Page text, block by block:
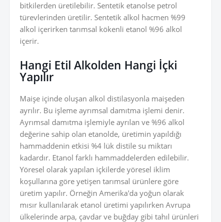
bitkilerden üretilebilir. Sentetik etanolse petrol
türevlerinden üretilir. Sentetik alkol hacmen %99
alkol içerirken tarımsal kökenli etanol %96 alkol
içerir.
Hangi Etil Alkolden Hangi İçki
Yapılır
Maişe içinde oluşan alkol distilasyonla maişeden
ayrılır. Bu işleme ayrımsal damıtma işlemi denir.
Ayrımsal damıtma işlemiyle ayrılan ve %96 alkol
değerine sahip olan etanolde, üretimin yapıldığı
hammaddenin etkisi %4 lük distile su miktarı
kadardır. Etanol farklı hammaddelerden edilebilir.
Yöresel olarak yapılan içkilerde yöresel iklim
koşullarına göre yetişen tarımsal ürünlere göre
üretim yapılır. Örneğin Amerika'da yoğun olarak
mısır kullanılarak etanol üretimi yapılırken Avrupa
ülkelerinde arpa, çavdar ve buğday gibi tahıl ürünleri